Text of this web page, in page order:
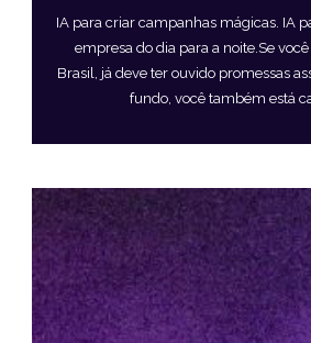
IA para criar campanhas mágicas. IA
empresa do dia para a noite.Se
Brasil, já deve ter ouvido promessas
fundo, você também está